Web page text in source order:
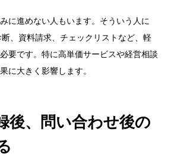
に進めない人もいます。そういう人に
、資料請求、チェックリストなど、軽
要です。特に高単価サービスや経営相談
に大きく影響します。
後、問い合わせ後の